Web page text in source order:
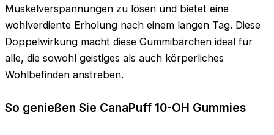
Muskelverspannungen zu lösen und bietet eine
wohlverdiente Erholung nach einem langen Tag. Diese
Doppelwirkung macht diese Gummibärchen ideal für
alle, die sowohl geistiges als auch körperliches
Wohlbefinden anstreben.
So genießen Sie CanaPuff 10-OH Gummies